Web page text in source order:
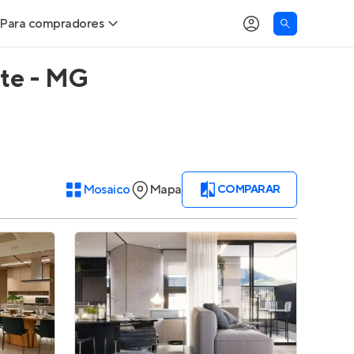
Entrar no Apto
Para compradores
Buscar um imóvel novo
Correção do INCC
Simulador de Financiamento
Encontre um corretor
Entrar no Apto
- MG
Mosaico Mapa COMPARAR